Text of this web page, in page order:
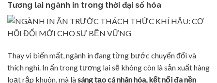
Tương lai ngành in trong thời đại số hóa
Thay vì biến mất, ngành in đang từng bước chuyển đổi và
thích nghi. In ấn trong tương lai sẽ không còn là sản xuất hàng
loạt rập khuôn, mà làsáng tạo cá nhân hóa, kết nối đa nền